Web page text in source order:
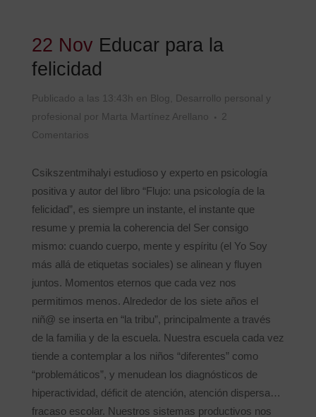
22 Nov Educar para la
felicidad
Publicado a las 13:43h en Blog
Desarrollo personal y
profesional por Marta Martínez Arellano
2
Comentarios
Csikszentmihalyi estudioso y experto en psicología
positiva y autor del libro “Flujo: una psicología de la
felicidad”, es siempre un instante, el instante que
resume y premia la coherencia del Ser consigo
mismo: cuando cuerpo, mente y espíritu (el Yo Soy
más allá de etiquetas sociales) se alinean y fluyen
juntos. Momentos eternos que cada vez nos
permitimos menos. Alrededor de los siete años el
niñ@ se inserta en “la tribu”, principalmente a través
de la familia y de la escuela. Nuestra escuela cada vez
tiende a contemplar a los niños “diferentes” como
“problemáticos”, y menudean los diagnósticos de
hiperactividad, déficit de atención, atención dispersa…
fracaso escolar. Nuestros sistemas productivos nos